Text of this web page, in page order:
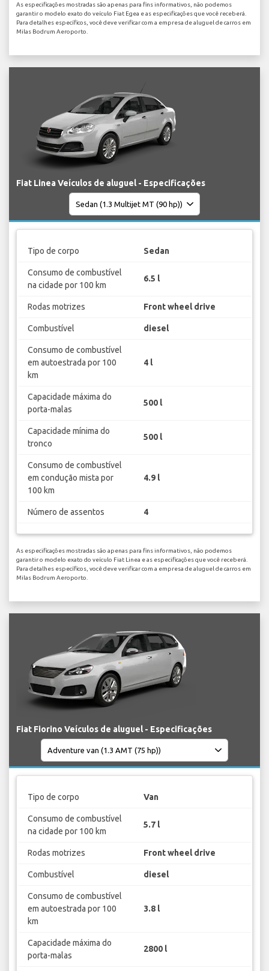
As especificações mostradas são apenas para fins informativos, não podemos
garantir o modelo exato do veículo Fiat Egea e as especificações que você receberá.
Para detalhes específicos, você deve verificar com a empresa de aluguel de carros em
Milas Bodrum Aeroporto.
Fiat Linea Veículos de aluguel - Especificações
Tipo de corpo Sedan
Consumo de combustível
na cidade por 100 km
6.5 l
Rodas motrizes Front wheel drive
Combustível diesel
Consumo de combustível
em autoestrada por 100
km
4 l
Capacidade máxima do
porta-malas
500 l
Capacidade mínima do
tronco
500 l
Consumo de combustível
em condução mista por
100 km
4.9 l
Número de assentos 4
As especificações mostradas são apenas para fins informativos, não podemos
garantir o modelo exato do veículo Fiat Linea e as especificações que você receberá.
Para detalhes específicos, você deve verificar com a empresa de aluguel de carros em
Milas Bodrum Aeroporto.
Fiat Fiorino Veículos de aluguel - Especificações
Tipo de corpo Van
Consumo de combustível
na cidade por 100 km
5.7 l
Rodas motrizes Front wheel drive
Combustível diesel
Consumo de combustível
em autoestrada por 100
km
3.8 l
Capacidade máxima do
porta-malas
2800 l